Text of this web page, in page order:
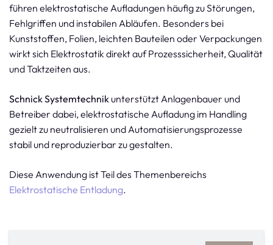
führen elektrostatische Aufladungen häufig zu Störungen,
Fehlgriffen und instabilen Abläufen. Besonders bei
Kunststoffen, Folien, leichten Bauteilen oder Verpackungen
wirkt sich Elektrostatik direkt auf Prozesssicherheit, Qualität
und Taktzeiten aus.
Schnick Systemtechnik unterstützt Anlagenbauer und
Betreiber dabei, elektrostatische Aufladung im Handling
gezielt zu neutralisieren und Automatisierungsprozesse
stabil und reproduzierbar zu gestalten.
Diese Anwendung ist Teil des Themenbereichs
Elektrostatische Entladung.